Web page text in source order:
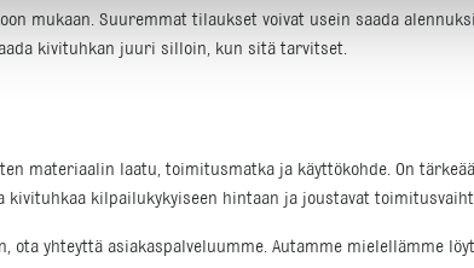
mukaan. Suuremmat tilaukset voivat usein saada
kivituhkan juuri silloin, kun sitä tarvitset.
materiaalin laatu, toimitusmatka ja käyttökohde. On
kivituhkaa kilpailukykyiseen hintaan ja joustavat
yhteyttä asiakaspalveluumme. Autamme mielellämme